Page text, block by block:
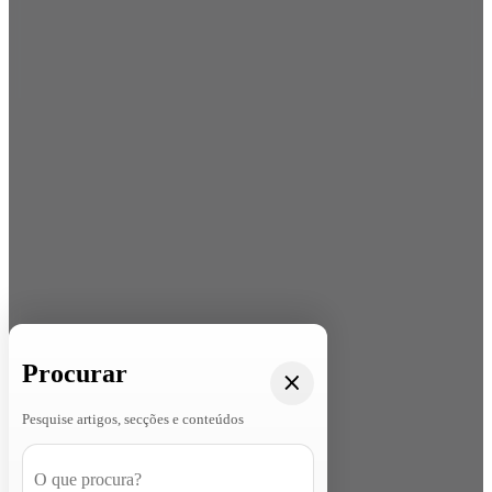
Procurar
Pesquise artigos, secções e conteúdos